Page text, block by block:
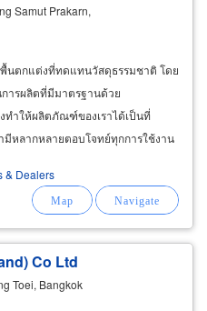
Samut Prakarn,
นตกแต่งที่ทดแทนวัสดุธรรมชาติ โดย
ารผลิตที่มีมาตรฐานด้วย
ำให้ผลิตภัณฑ์ของเราได้เป็นที่
มีหลากหลายตอบโจทย์ทุกการใช้งาน
& Dealers
Co Ltd
Toei, Bangkok